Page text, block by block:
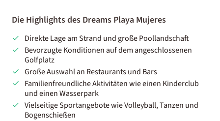
Die Highlights des Dreams Playa Mujeres
Direkte Lage am Strand und große Poollandschaft
Bevorzugte Konditionen auf dem angeschlossenen
Golfplatz
Große Auswahl an Restaurants und Bars
Familienfreundliche Aktivitäten wie einen Kinderclub
und einen Wasserpark
Vielseitige Sportangebote wie Volleyball, Tanzen und
Bogenschießen